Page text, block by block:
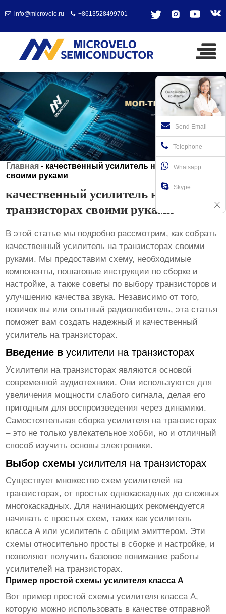
info@microvelo.ru +8613528499701
Главная - качественный усилитель на транзисторах
своими руками
качественный усилитель на
транзисторах своими руками
В этой статье мы подробно рассмотрим, как собрать
качественный усилитель на транзисторах своими
руками. Мы предоставим схему, необходимые
компоненты, пошаговые инструкции по сборке и
настройке, а также советы по выбору транзисторов и
улучшению качества звука. Независимо от того,
новичок вы или опытный радиолюбитель, эта статья
поможет вам создать надежный и качественный
усилитель на транзисторах.
Введение вусилители на транзисторах
Усилители на транзисторах являются основой
современной аудиотехники. Они используются для
увеличения мощности слабого сигнала, делая его
пригодным для воспроизведения через динамики.
Самостоятельная сборкаусилителя на транзисторах
– это не только увлекательное хобби, но и отличный
способ изучить основы электроники.
Выбор схемыусилителя на транзисторах
Существует множество схемусилителей на
транзисторах, от простых однокаскадных до сложных
многокаскадных. Для начинающих рекомендуется
начинать с простых схем, таких как усилитель
класса A или усилитель с общим эмиттером. Эти
схемы относительно просты в сборке и настройке, и
позволяют получить базовое понимание работы
усилителей на транзисторах.
Пример простой схемы усилителя класса A
Вот пример простой схемы усилителя класса A,
которую можно использовать в качестве отправной
Send Email
Telephone
Whatsapp
Skype